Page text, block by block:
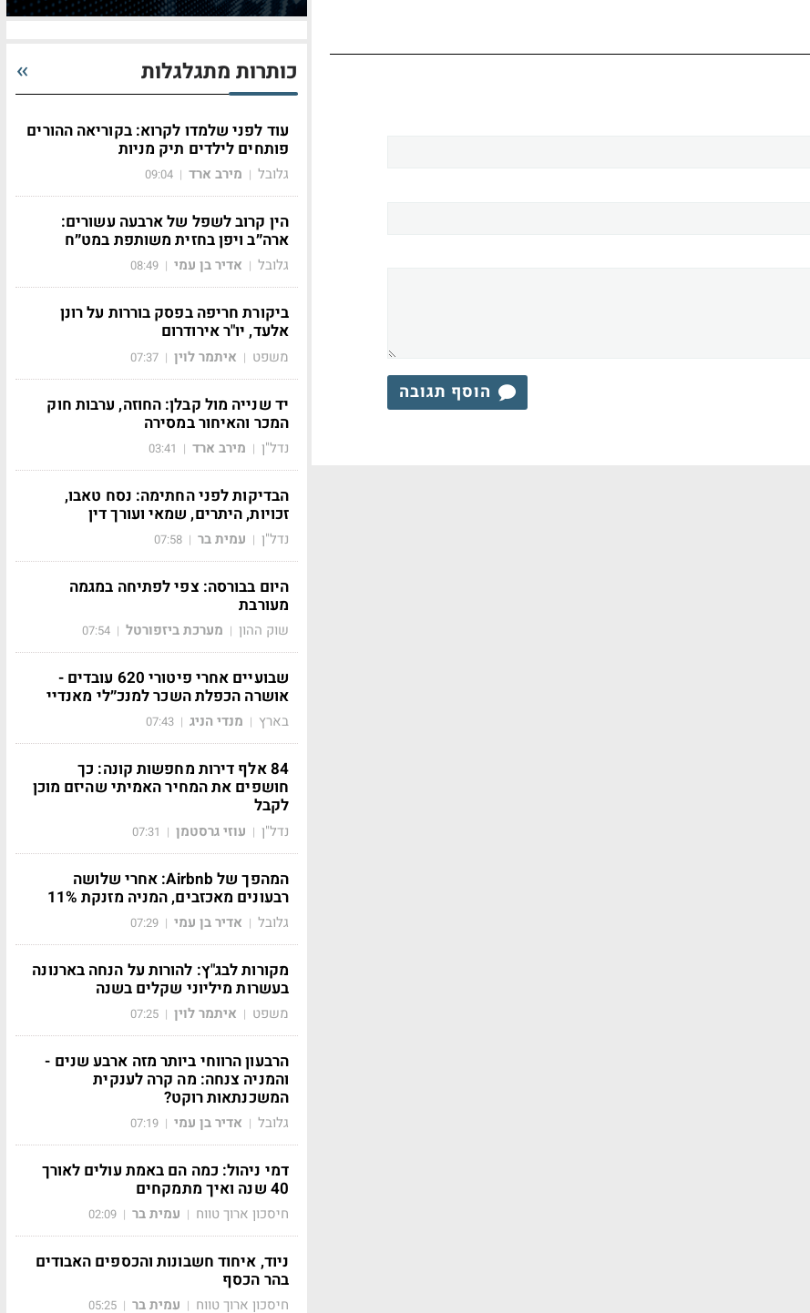
הוסף תגובה
כותרות מתגלגלות
עוד לפני שלמדו לקרוא: בקוריאה ההורים
פותחים לילדים תיק מניות
גלובל | מירב ארד |
09:04
הין קרוב לשפל של ארבעה עשורים:
ארה״ב ויפן בחזית משותפת במט״ח
גלובל | אדיר בן עמי |
08:49
ביקורת חריפה בפסק בוררות על רונן
אלעד, יו"ר אירודרום
משפט | איתמר לוין |
07:37
יד שנייה מול קבלן: החוזה, ערבות חוק
המכר והאיחור במסירה
נדל"ן | מירב ארד |
03:41
הבדיקות לפני החתימה: נסח טאבו,
זכויות, היתרים, שמאי ועורך דין
נדל"ן | עמית בר |
07:58
היום בבורסה: צפי לפתיחה במגמה
מעורבת
שוק ההון | מערכת ביזפורטל |
07:54
שבועיים אחרי פיטורי 620 עובדים -
אושרה הכפלת השכר למנכ״לי מאנדיי
בארץ | מנדי הניג |
07:43
84 אלף דירות מחפשות קונה: כך
חושפים את המחיר האמיתי שהיזם מוכן
לקבל
נדל"ן | עוזי גרסטמן |
07:31
המהפך של Airbnb: אחרי שלושה
רבעונים מאכזבים, המניה מזנקת 11%
גלובל | אדיר בן עמי |
07:29
מקורות לבג"ץ: להורות על הנחה בארנונה
בעשרות מיליוני שקלים בשנה
משפט | איתמר לוין |
07:25
הרבעון הרווחי ביותר מזה ארבע שנים -
והמניה צנחה: מה קרה לענקית
המשכנתאות רוקט?
גלובל | אדיר בן עמי |
07:19
דמי ניהול: כמה הם באמת עולים לאורך
40 שנה ואיך מתמקחים
חיסכון ארוך טווח | עמית בר |
02:09
ניוד, איחוד חשבונות והכספים האבודים
בהר הכסף
חיסכון ארוך טווח | עמית בר |
05:25